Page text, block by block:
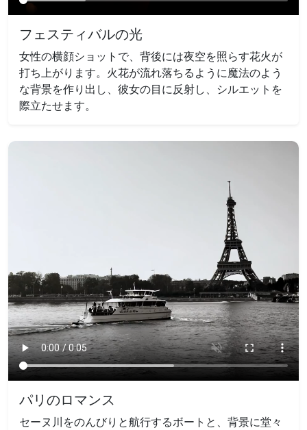
フェスティバルの光
女性の横顔ショットで、背後には夜空を照らす花火が
打ち上がります。火花が流れ落ちるように魔法のよう
な背景を作り出し、彼女の目に反射し、シルエットを
際立たせます。
パリのロマンス
セーヌ川をのんびりと航行するボートと、背景に堂々